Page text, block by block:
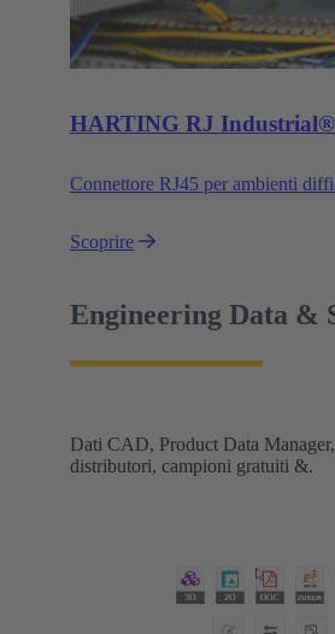
HARTING RJ Industrial®
Connettore RJ45 per ambienti
Scoprire
Engineering Data &
Dati CAD, Product Data
distributori, campioni gratuiti &.